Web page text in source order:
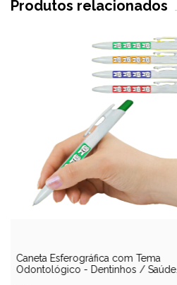
Produtos relacionados
Caneta Esferográfica com Tema
Odontológico - Dentinhos / Saúde